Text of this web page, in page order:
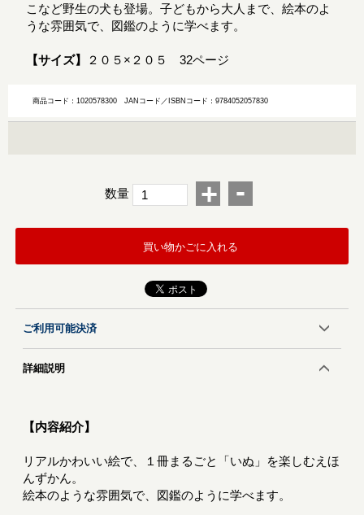
こなど野生の犬も登場。子どもから大人まで、絵本のよ
うな雰囲気で、図鑑のように学べます。
【サイズ】 ２０５×２０５ 32ページ
商品コード：1020578300JANコード／ISBNコード：9784052057830
数量 + -
買い物かごに入れる
ご利用可能決済
詳細説明
【内容紹介】
リアルかわいい絵で、１冊まるごと「いぬ」を楽しむえほ
んずかん。
絵本のような雰囲気で、図鑑のように学べます。